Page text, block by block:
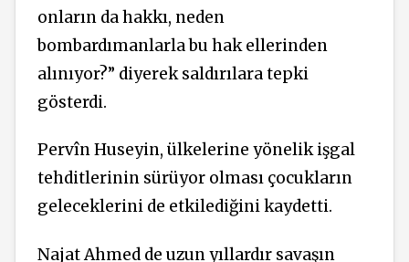
onların da hakkı, neden
bombardımanlarla bu hak ellerinden
alınıyor?” diyerek saldırılara tepki
gösterdi.
Pervîn Huseyin, ülkelerine yönelik işgal
tehditlerinin sürüyor olması çocukların
geleceklerini de etkilediğini kaydetti.
Najat Ahmed de uzun yıllardır savaşın